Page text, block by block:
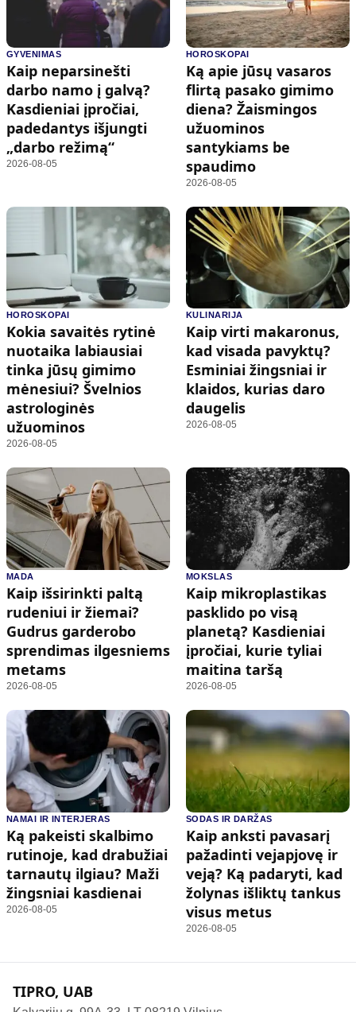
GYVENIMAS
Kaip neparsinešti
darbo namo į galvą?
Kasdieniai įpročiai,
padedantys išjungti
„darbo režimą“
2026-08-05
HOROSKOPAI
Ką apie jūsų vasaros
flirtą pasako gimimo
diena? Žaismingos
užuominos
santykiams be
spaudimo
2026-08-05
HOROSKOPAI
Kokia savaitės rytinė
nuotaika labiausiai
tinka jūsų gimimo
mėnesiui? Švelnios
astrologinės
užuominos
2026-08-05
KULINARIJA
Kaip virti makaronus,
kad visada pavyktų?
Esminiai žingsniai ir
klaidos, kurias daro
daugelis
2026-08-05
MADA
Kaip išsirinkti paltą
rudeniui ir žiemai?
Gudrus garderobo
sprendimas ilgesniems
metams
2026-08-05
MOKSLAS
Kaip mikroplastikas
pasklido po visą
planetą? Kasdieniai
įpročiai, kurie tyliai
maitina taršą
2026-08-05
NAMAI IR INTERJERAS
Ką pakeisti skalbimo
rutinoje, kad drabužiai
tarnautų ilgiau? Maži
žingsniai kasdienai
2026-08-05
SODAS IR DARŽAS
Kaip anksti pavasarį
pažadinti vejapjovę ir
veją? Ką padaryti, kad
žolynas išliktų tankus
visus metus
2026-08-05
TIPRO, UAB